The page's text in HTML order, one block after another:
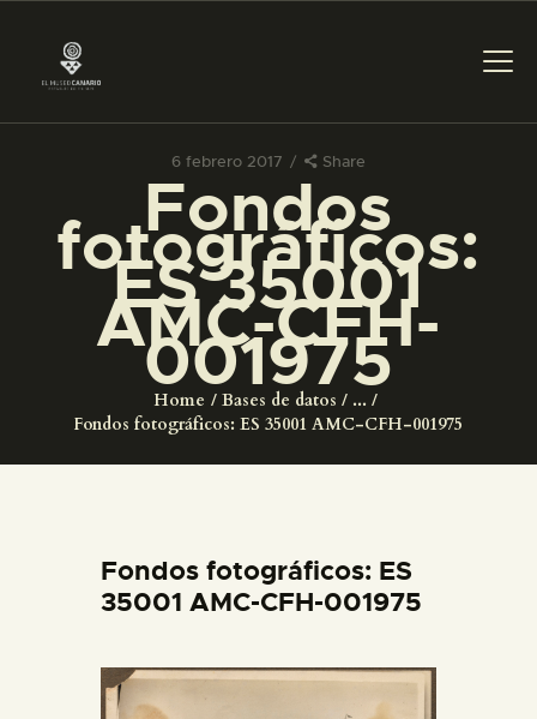
6 febrero 2017 Share
Fondos
fotográficos:
ES 35001
AMC-CFH-
001975
Home Bases de datos
...
Fondos fotográficos: ES 35001 AMC-CFH-001975
PREPARAR LA VISITA
ACTIVIDADES
█
EL MUSEO
DIDÁCTICA
PREPARAR LA VISITA
Fondos fotográficos: ES
35001 AMC-CFH-001975